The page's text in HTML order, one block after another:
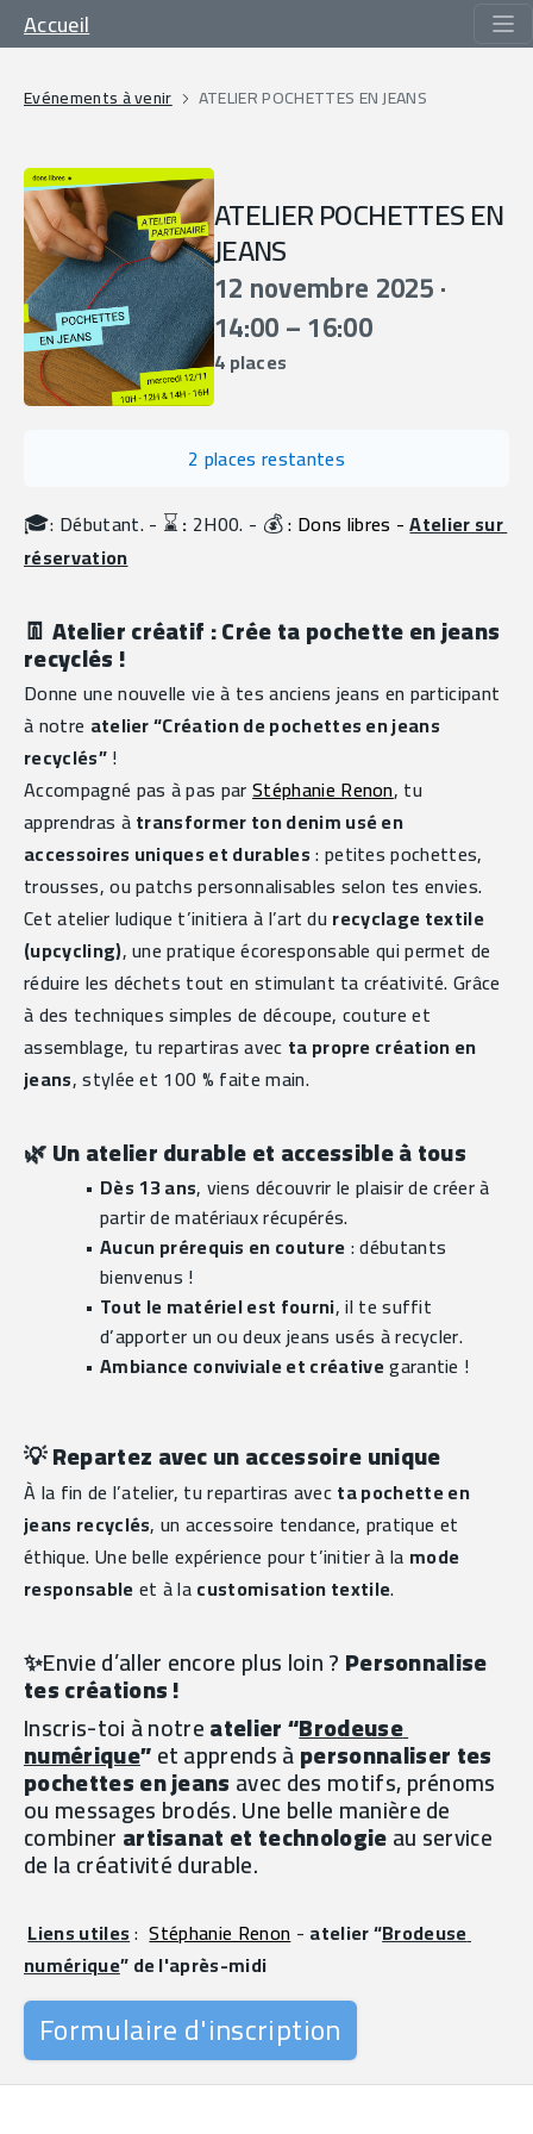
Accueil
Evénements à venir ATELIER POCHETTES EN JEANS
ATELIER POCHETTES EN
JEANS
12 novembre 2025 ·
14:00 – 16:00
4 places
2 places restantes
🎓: Débutant. - ⌛️ : 2H00. - 💰 : Dons libres - Atelier sur
réservation
👖 Atelier créatif : Crée ta pochette en jeans
recyclés !
Donne une nouvelle vie à tes anciens jeans en participant
à notre atelier “Création de pochettes en jeans
recyclés” !
Accompagné pas à pas par Stéphanie Renon, tu
apprendras à transformer ton denim usé en
accessoires uniques et durables : petites pochettes,
trousses, ou patchs personnalisables selon tes envies.
Cet atelier ludique t’initiera à l’art du recyclage textile
(upcycling), une pratique écoresponsable qui permet de
réduire les déchets tout en stimulant ta créativité. Grâce
à des techniques simples de découpe, couture et
assemblage, tu repartiras avec ta propre création en
jeans, stylée et 100 % faite main.
🌿 Un atelier durable et accessible à tous
Dès 13 ans, viens découvrir le plaisir de créer à
partir de matériaux récupérés.
Aucun prérequis en couture : débutants
bienvenus !
Tout le matériel est fourni, il te suffit
d’apporter un ou deux jeans usés à recycler.
Ambiance conviviale et créative garantie !
💡 Repartez avec un accessoire unique
À la fin de l’atelier, tu repartiras avec ta pochette en
jeans recyclés, un accessoire tendance, pratique et
éthique. Une belle expérience pour t’initier à la mode
responsable et à la customisation textile.
✨Envie d’aller encore plus loin ? Personnalise
tes créations !
Inscris-toi à notre atelier “Brodeuse
numérique” et apprends à personnaliser tes
pochettes en jeans avec des motifs, prénoms
ou messages brodés. Une belle manière de
combiner artisanat et technologie au service
de la créativité durable.
Liens utiles : Stéphanie Renon - atelier “Brodeuse
numérique” de l'après-midi
Formulaire d'inscription